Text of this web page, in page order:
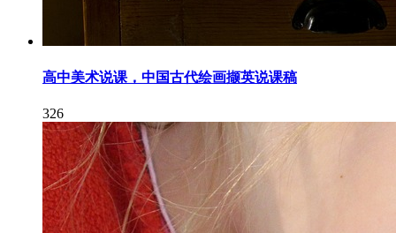
高中美术说课，中国古代绘画撷英说课稿
326